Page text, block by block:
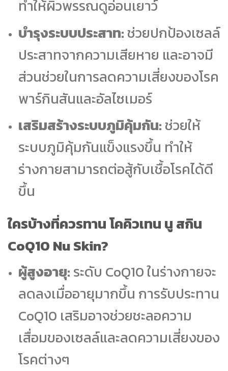
ทำให้ผิวพรรณดูอ่อนเยาว์
บำรุงระบบประสาท:ช่วยปกป้องเซลล์
ประสาทจากความเสียหาย และอาจมี
ส่วนช่วยในการลดความเสี่ยงของโรค
พาร์กินสันและอัลไซเมอร์
เสริมสร้างระบบภูมิคุ้มกัน:ช่วยให้
ระบบภูมิคุ้มกันแข็งแรงขึ้น ทำให้
ร่างกายสามารถต่อสู้กับเชื้อโรคได้ดี
ขึ้น
ใครบ้างที่ควรทาน โคคิวเทน นู สกิน
CoQ10 Nu Skin?
ผู้สูงอายุ:ระดับ CoQ10 ในร่างกายจะ
ลดลงเมื่ออายุมากขึ้น การรับประทาน
CoQ10 เสริมอาจช่วยชะลอความ
เสื่อมของเซลล์และลดความเสี่ยงของ
โรคต่างๆ